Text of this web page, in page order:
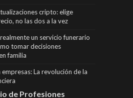
cripto: elige
no las dos a la vez
un servicio funerario
tomar decisiones
familia
La revolución de la
de Profesiones